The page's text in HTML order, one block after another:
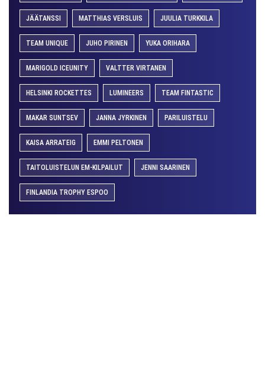
JÄÄTANSSI MATTHIAS VERSLUIS JUULIA TURKKILA
TEAM UNIQUE JUHO PIRINEN YUKA ORIHARA
MARIGOLD ICEUNITY VALTTER VIRTANEN
HELSINKI ROCKETTES LUMINEERS TEAM FINTASTIC
MAKAR SUNTSEV JANNA JYRKINEN PARILUISTELU
KAISA ARRATEIG EMMI PELTONEN
TAITOLUISTELUN EM-KILPAILUT JENNI SAARINEN
FINLANDIA TROPHY ESPOO